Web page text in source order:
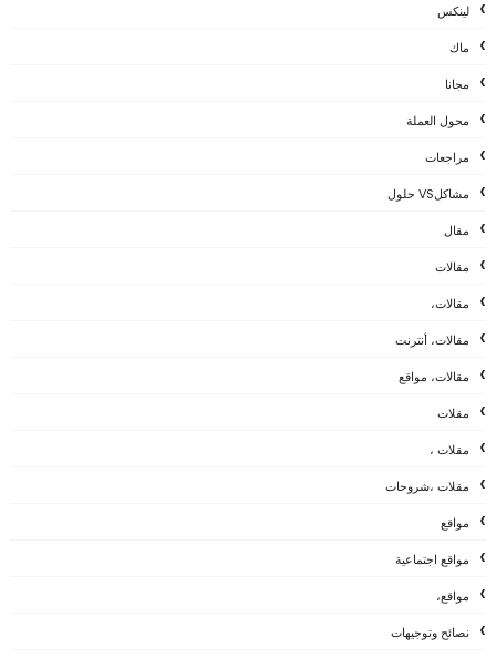
لينكس
ماك
مجانا
محول العملة
مراجعات
مشاكلVS حلول
مقال
مقالات
مقالات،
مقالات، أنترنت
مقالات، مواقع
مقلات
مقلات ،
مقلات ،شروحات
مواقع
مواقع اجتماعية
مواقع،
نصائح وتوجيهات